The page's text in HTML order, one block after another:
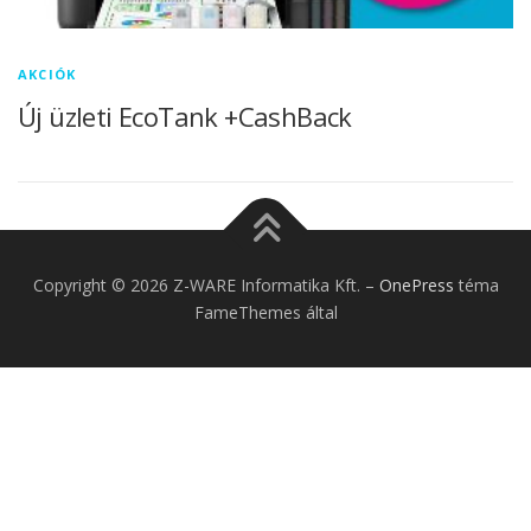
AKCIÓK
Új üzleti EcoTank +CashBack
Copyright © 2026 Z-WARE Informatika Kft. – OnePress téma
FameThemes által